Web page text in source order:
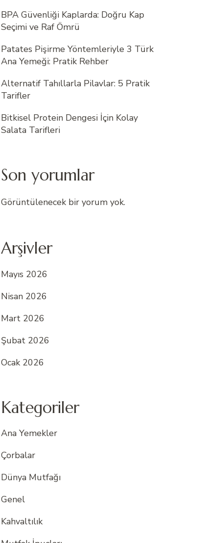
BPA Güvenliği Kaplarda: Doğru Kap
Seçimi ve Raf Ömrü
Patates Pişirme Yöntemleriyle 3 Türk
Ana Yemeği: Pratik Rehber
Alternatif Tahıllarla Pilavlar: 5 Pratik
Tarifler
Bitkisel Protein Dengesi İçin Kolay
Salata Tarifleri
Son yorumlar
Görüntülenecek bir yorum yok.
Arşivler
Mayıs 2026
Nisan 2026
Mart 2026
Şubat 2026
Ocak 2026
Kategoriler
Ana Yemekler
Çorbalar
Dünya Mutfağı
Genel
Kahvaltılık